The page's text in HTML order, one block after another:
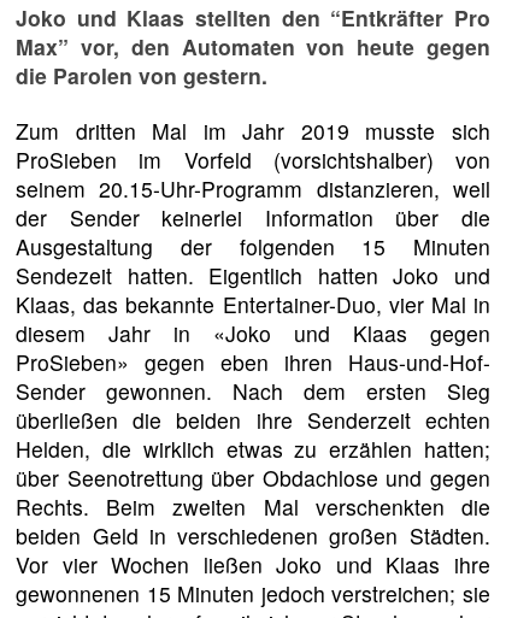
Joko und Klaas stellten den “Entkräfter Pro
Max” vor, den Automaten von heute gegen
die Parolen von gestern.
Zum dritten Mal im Jahr 2019 musste sich
ProSieben im Vorfeld (vorsichtshalber) von
seinem 20.15-Uhr-Programm distanzieren, weil
der Sender keinerlei Information über die
Ausgestaltung der folgenden 15 Minuten
Sendezeit hatten. Eigentlich hatten Joko und
Klaas, das bekannte Entertainer-Duo, vier Mal in
diesem Jahr in «Joko und Klaas gegen
ProSieben» gegen eben ihren Haus-und-Hof-
Sender gewonnen. Nach dem ersten Sieg
überließen die beiden ihre Senderzeit echten
Helden, die wirklich etwas zu erzählen hatten;
über Seenotrettung über Obdachlose und gegen
Rechts. Beim zweiten Mal verschenkten die
beiden Geld in verschiedenen großen Städten.
Vor vier Wochen ließen Joko und Klaas ihre
gewonnenen 15 Minuten jedoch verstreichen; sie